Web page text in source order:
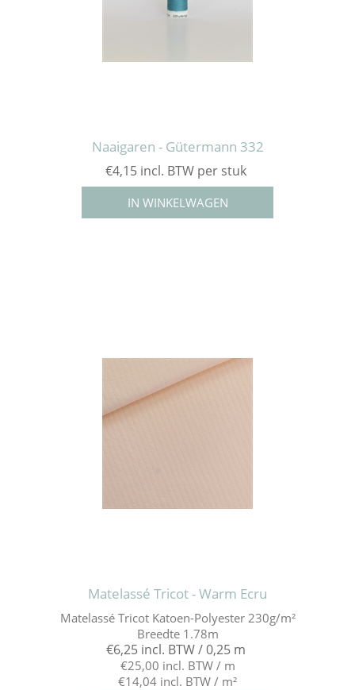
Naaigaren - Gütermann 332
€4,15 incl. BTW per stuk
Matelassé Tricot - Warm Ecru
Matelassé Tricot Katoen-Polyester 230g/m²
Breedte 1.78m
€6,25 incl. BTW / 0,25 m
€25,00 incl. BTW / m
€14,04 incl. BTW / m²